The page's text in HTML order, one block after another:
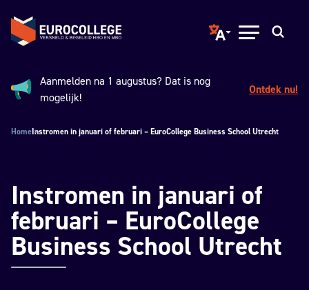
Spring naar hoofdinhoud
Terug naar de homepage
Translate page to
Open menu
Aankondiging:
Aanmelden na 1 augustus? Dat is nog
mogelijk!
Ontdek nu!
HomeInstromen in januari of februari – EuroCollege Business School Utrecht
Instromen in januari of
februari – EuroCollege
Business School Utrecht